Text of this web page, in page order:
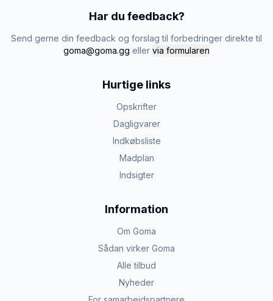
Har du feedback?
Send gerne din feedback og forslag til forbedringer direkte til
goma@goma.gg eller via formularen
Hurtige links
Opskrifter
Dagligvarer
Indkøbsliste
Madplan
Indsigter
Information
Om Goma
Sådan virker Goma
Alle tilbud
Nyheder